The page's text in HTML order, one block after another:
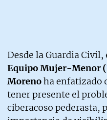
Desde la Guardia
Equipo Mujer-Menor
Morenoha enfatizado
tener presente el
ciberacoso pederasta,